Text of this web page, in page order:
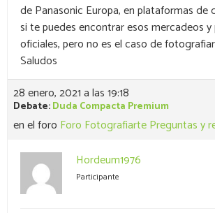
de Panasonic Europa, en plataformas de
si te puedes encontrar esos mercadeos
oficiales, pero no es el caso de
Saludos
28 enero, 2021 a las 19:18
Debate:Duda Compacta Premium
en el foro Foro Fotografiarte Preguntas y
Hordeum1976
Participante